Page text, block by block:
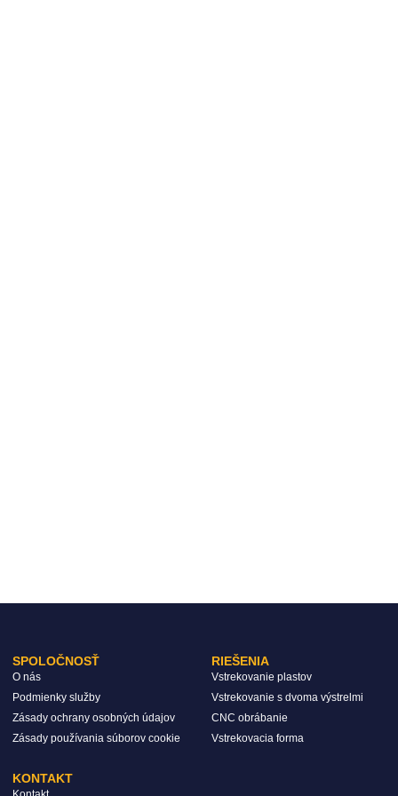
SPOLOČNOSŤ
O nás
Podmienky služby
Zásady ochrany osobných údajov
Zásady používania súborov cookie
RIEŠENIA
Vstrekovanie plastov
Vstrekovanie s dvoma výstrelmi
CNC obrábanie
Vstrekovacia forma
KONTAKT